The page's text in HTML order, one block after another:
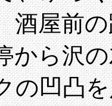
酒屋前
から沢
の凹凸